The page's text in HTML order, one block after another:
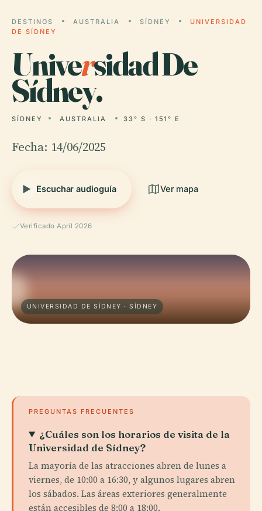
DESTINOS AUSTRALIA SÍDNEY
UNIVERSIDAD
DE SÍDNEY
Universidad De
Sídney.
SÍDNEY AUSTRALIA 33° S · 151° E
Fecha: 14/06/2025
Escuchar audioguía Ver mapa
Verificado April 2026
UNIVERSIDAD DE SÍDNEY · SÍDNEY
PREGUNTAS FRECUENTES
¿Cuáles son los horarios de visita de la
Universidad de Sídney?
La mayoría de las atracciones abren de lunes a
viernes, de 10:00 a 16:30, y algunos lugares abren
los sábados. Las áreas exteriores generalmente
están accesibles de 8:00 a 18:00.